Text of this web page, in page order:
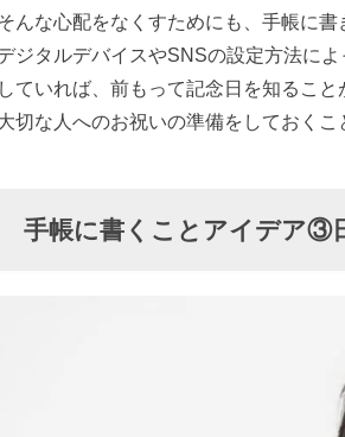
④体調管
理
› 手帳に
書くこと
DOリス
んな心配をなくすためにも、手帳に書
ジタルデバイスやSNSの設定方法に
していれば、前もって記念日を知ること
切な人へのお祝いの準備をしておくこ
手帳に書くことアイデア③